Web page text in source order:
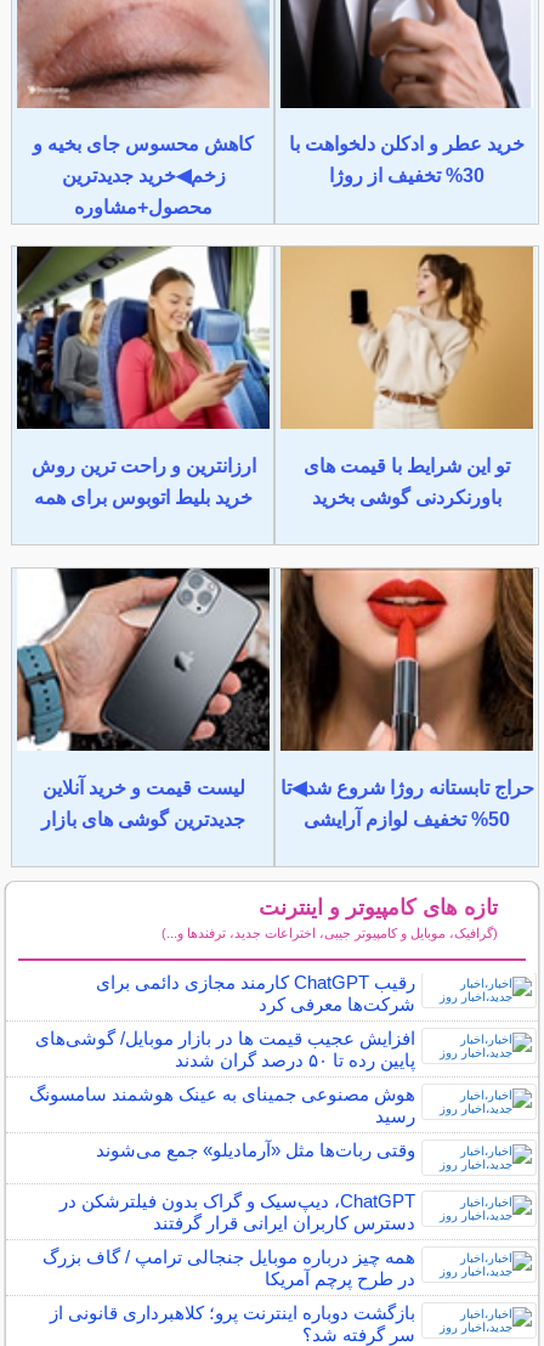
خرید عطر و ادکلن دلخواهت با
30% تخفیف از روژا
کاهش محسوس جای بخیه و
زخم◀خرید جدیدترین
محصول+مشاوره
تو این شرایط با قیمت های
باورنکردنی گوشی بخرید
ارزانترین و راحت ترین روش
خرید بلیط اتوبوس برای همه
حراج تابستانه روژا شروع شد◀تا
50% تخفیف لوازم آرایشی
لیست قیمت و خرید آنلاین
جدیدترین گوشی های بازار
تازه های کامپیوتر و اینترنت
(گرافیک، موبایل و کامپیوتر جیبی، اختراعات جدید، ترفندها و...)
رقیب ChatGPT کارمند مجازی دائمی برای
شرکت‌ها معرفی کرد
افزایش عجیب قیمت ها در بازار موبایل/ گوشی‌های
پایین رده تا ۵۰ درصد گران شدند
هوش مصنوعی جمینای به عینک هوشمند سامسونگ
رسید
وقتی ربات‌ها مثل «آرمادیلو» جمع می‌شوند
ChatGPT، دیپ‌سیک و گراک بدون فیلترشکن در
دسترس کاربران ایرانی قرار گرفتند
همه چیز درباره موبایل جنجالی ترامپ / گاف بزرگ
در طرح پرچم آمریکا
بازگشت دوباره اینترنت پرو؛ کلاهبرداری قانونی از
سر گرفته شد؟